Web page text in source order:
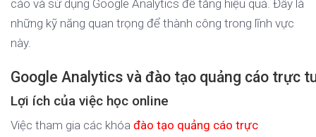
cáo và sử dụng Google Analytics để tăng hiệu quả. Đây là
những kỹ năng quan trọng để thành công trong lĩnh vực
này.
Google Analytics và đào tạo quảng cáo trực
Lợi ích của việc học online
Việc tham gia các khóa đào tạo quảng cáo trực